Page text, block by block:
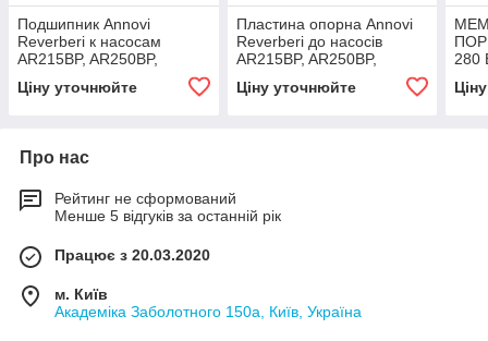
Подшипник Annovi
Reverberi к насосам
AR215BP, AR250BP,
Ціну уточнюйте
Пластина опорна Annovi
Reverberi до насосів
AR215BP, AR250BP,
Ціну уточнюйте
280
Про нас
Рейтинг не сформований
Менше 5 відгуків за останній рік
Працює з 20.03.2020
м. Київ
Академіка Заболотного 150а, Київ, Україна